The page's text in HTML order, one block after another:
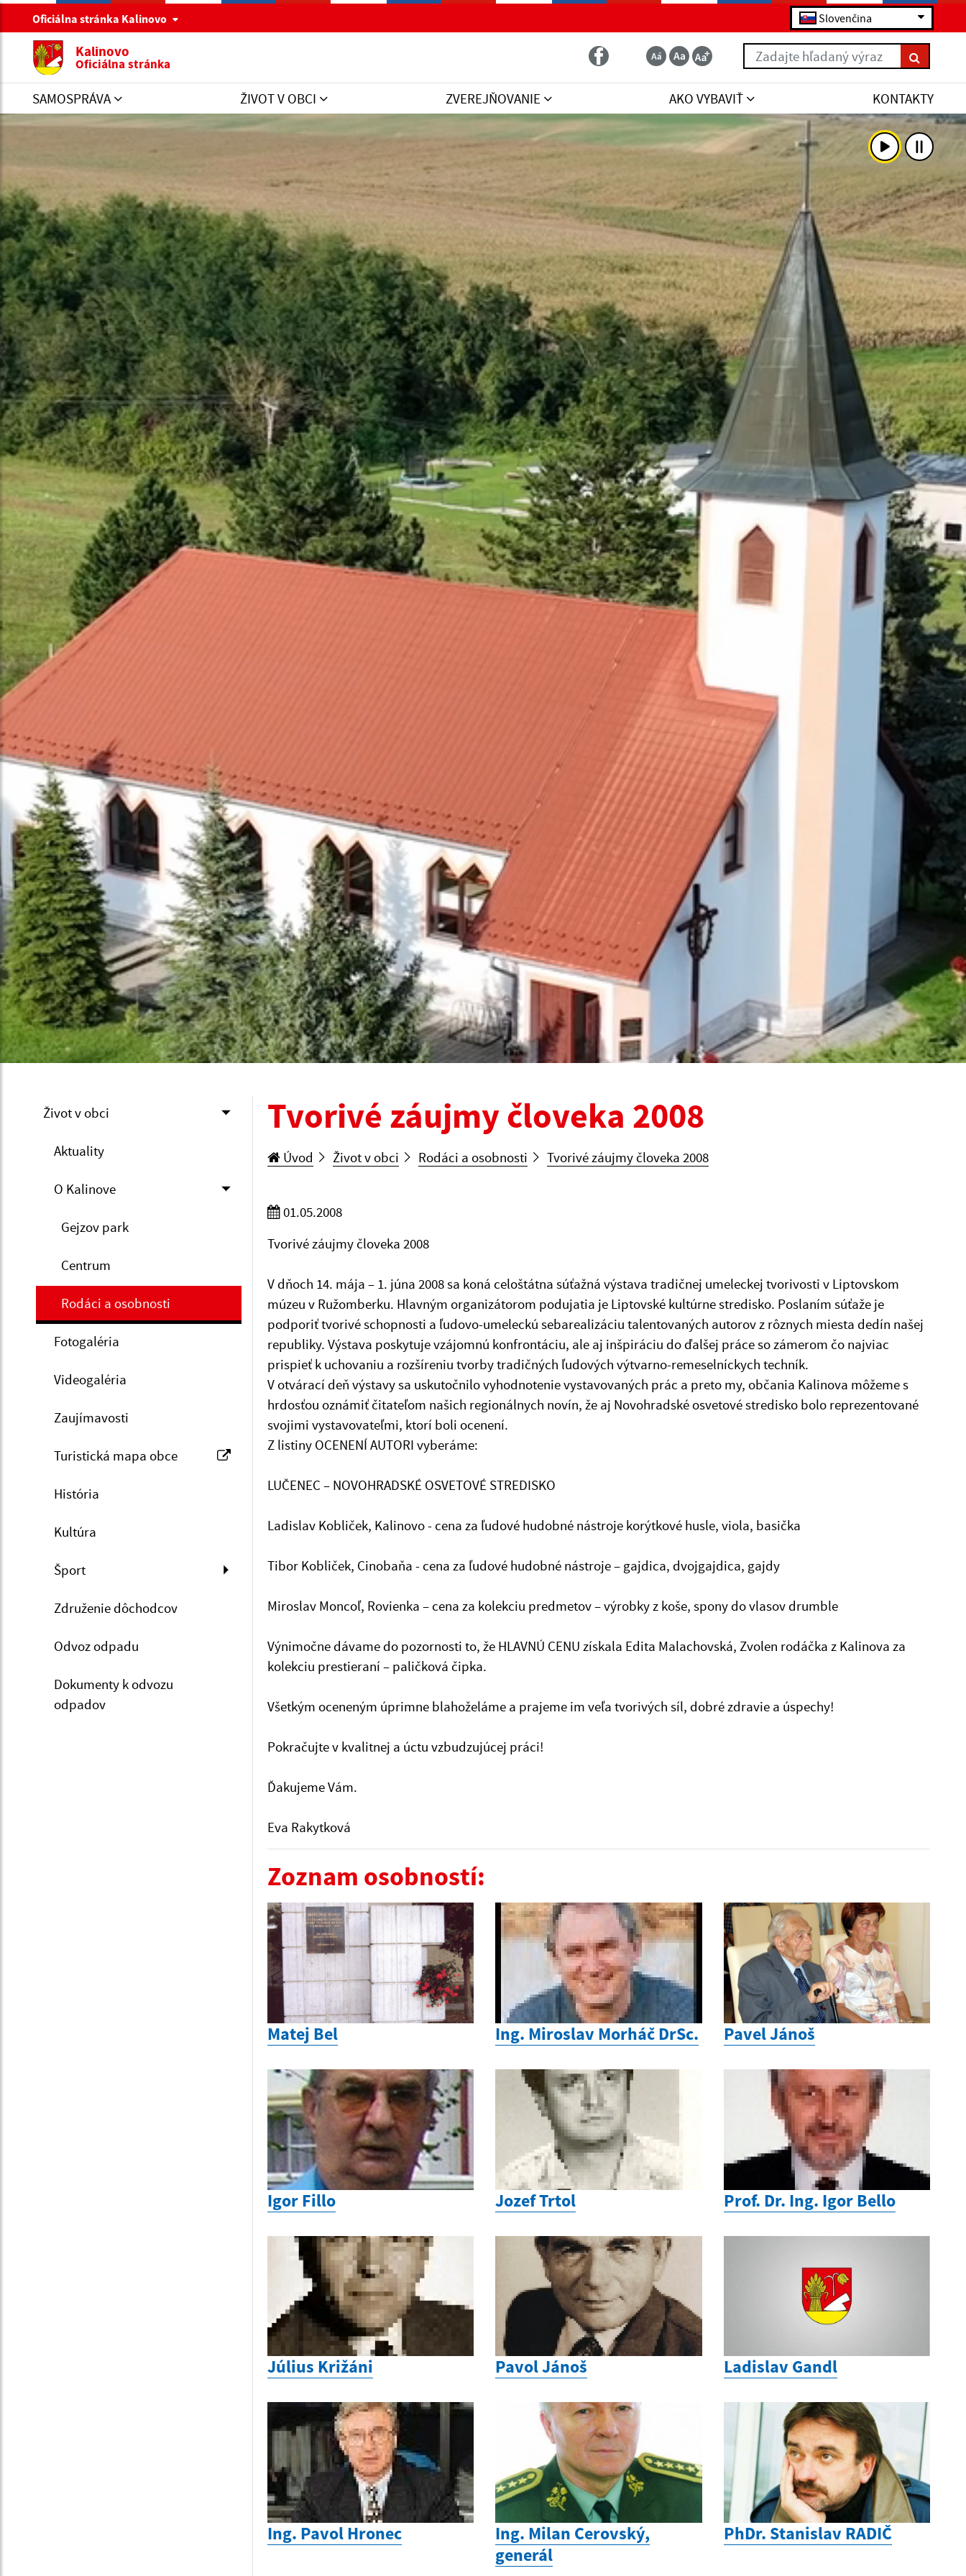
Oficiálna stránka Kalinovo Slovenčina
Kalinovo
Oficiálna stránka
Zadajte hľadaný výraz
SAMOSPRÁVA ŽIVOT V OBCI ZVEREJŇOVANIE AKO VYBAVIŤ KONTAKTY
Život v obci
Aktuality
O Kalinove
Gejzov park
Centrum
Rodáci a osobnosti
Fotogaléria
Videogaléria
Zaujímavosti
Turistická mapa obce
História
Kultúra
Šport
Združenie dôchodcov
Odvoz odpadu
Dokumenty k odvozu
odpadov
Tvorivé záujmy človeka 2008
Úvod Život v obci Rodáci a osobnosti Tvorivé záujmy človeka 2008
01.05.2008
Tvorivé záujmy človeka 2008
V dňoch 14. mája – 1. júna 2008 sa koná celoštátna súťažná výstava tradičnej umeleckej tvorivosti v Liptovskom
múzeu v Ružomberku. Hlavným organizátorom podujatia je Liptovské kultúrne stredisko. Poslaním súťaže je
podporiť tvorivé schopnosti a ľudovo-umeleckú sebarealizáciu talentovaných autorov z rôznych miesta dedín našej
republiky. Výstava poskytuje vzájomnú konfrontáciu, ale aj inšpiráciu do ďalšej práce so zámerom čo najviac
prispieť k uchovaniu a rozšíreniu tvorby tradičných ľudových výtvarno-remeselníckych techník.
V otvárací deň výstavy sa uskutočnilo vyhodnotenie vystavovaných prác a preto my, občania Kalinova môžeme s
hrdosťou oznámiť čitateľom našich regionálnych novín, že aj Novohradské osvetové stredisko bolo reprezentované
svojimi vystavovateľmi, ktorí boli ocenení.
Z listiny OCENENÍ AUTORI vyberáme:
LUČENEC – NOVOHRADSKÉ OSVETOVÉ STREDISKO
Ladislav Kobliček, Kalinovo - cena za ľudové hudobné nástroje korýtkové husle, viola, basička
Tibor Kobliček, Cinobaňa - cena za ľudové hudobné nástroje – gajdica, dvojgajdica, gajdy
Miroslav Moncoľ, Rovienka – cena za kolekciu predmetov – výrobky z koše, spony do vlasov drumble
Výnimočne dávame do pozornosti to, že HLAVNÚ CENU získala Edita Malachovská, Zvolen rodáčka z Kalinova za
kolekciu prestieraní – paličková čipka.
Všetkým oceneným úprimne blahoželáme a prajeme im veľa tvorivých síl, dobré zdravie a úspechy!
Pokračujte v kvalitnej a úctu vzbudzujúcej práci!
Ďakujeme Vám.
Eva Rakytková
Zoznam osobností:
Matej Bel Ing. Miroslav Morháč DrSc. Pavel Jánoš
Igor Fillo Jozef Trtol Prof. Dr. Ing. Igor Bello
Július Križáni Pavol Jánoš Ladislav Gandl
Ing. Pavol Hronec
Ing. Milan Cerovský,
generál
PhDr. Stanislav RADIČ